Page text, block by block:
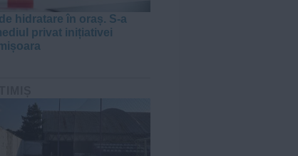
hidratare în oraș. S-a
privat inițiativei